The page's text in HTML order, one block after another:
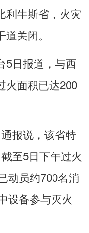
利牛斯省，火灾
关闭。
日报道，与西
火面积已达200
报说，该省特
至5日下午过火
动员约700名消
设备参与灭火